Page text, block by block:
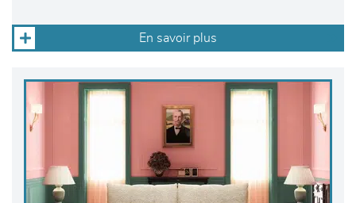
En savoir plus